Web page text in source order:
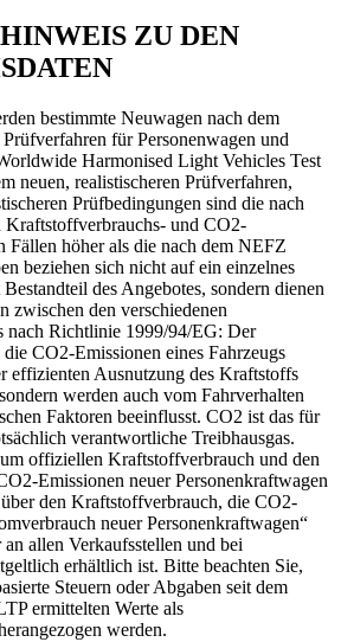
ZU DEN
bestimmte Neuwagen nach dem
für Personenwagen und
Harmonised Light Vehicles Test
neuen, realistischeren Prüfverfahren,
Prüfbedingungen sind die nach
Kraftstoffverbrauchs- und CO2-
Fällen höher als die nach dem NEFZ
beziehen sich nicht auf ein einzelnes
des Angebotes, sondern dienen
zwischen den verschiedenen
nach Richtlinie 1999/94/EG: Der
CO2-Emissionen eines Fahrzeugs
effizienten Ausnutzung des Kraftstoffs
werden auch vom Fahrverhalten
Faktoren beeinflusst. CO2 ist das für
verantwortliche Treibhausgas.
offiziellen Kraftstoffverbrauch und den
Emissionen neuer Personenkraftwagen
den Kraftstoffverbrauch, die CO2-
neuer Personenkraftwagen“
allen Verkaufsstellen und bei
erhältlich ist. Bitte beachten Sie,
Steuern oder Abgaben seit dem
ermittelten Werte als
werden.